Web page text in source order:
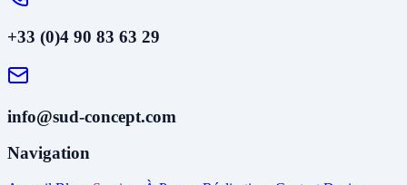
+33 (0)4 90 83 63 29
info@sud-concept.com
Navigation